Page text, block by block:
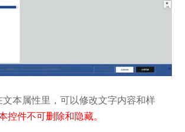
文本属性里，可以修改文字内容和样
控件不可删除和隐藏。